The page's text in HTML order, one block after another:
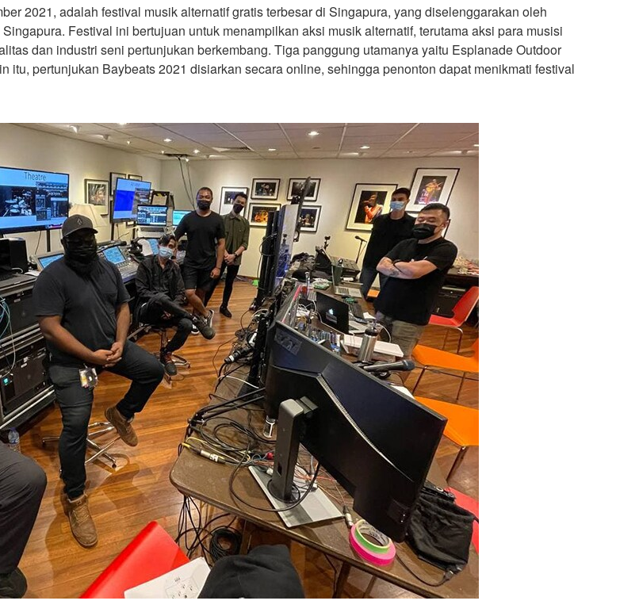
2021, adalah festival musik alternatif gratis terbesar di Singapura, yang diselenggarakan oleh
Festival ini bertujuan untuk menampilkan aksi musik alternatif, terutama aksi para musisi
dan industri seni pertunjukan berkembang. Tiga panggung utamanya yaitu Esplanade Outdoor
pertunjukan Baybeats 2021 disiarkan secara online, sehingga penonton dapat menikmati festival